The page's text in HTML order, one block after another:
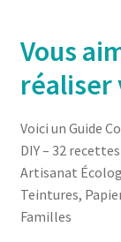
Vous
réaliser
Voici un Guide
DIY – 32
Artisanat
Teintures,
Familles